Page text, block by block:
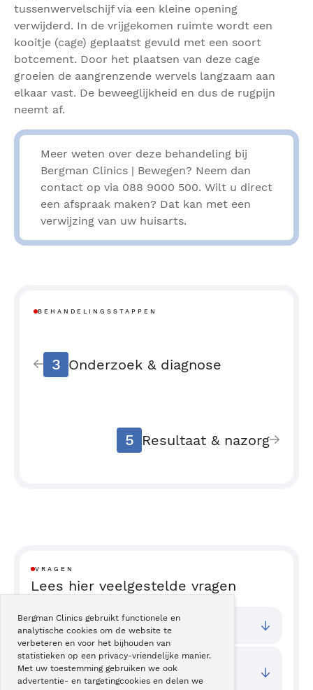
Bergman Clinics gebruikt functionele en
analytische cookies om de website te
verbeteren en voor het bijhouden van
statistieken op een privacy-vriendelijke manier.
Met uw toestemming gebruiken we ook
advertentie- en targetingcookies en delen we
tussenwervelschijf via een kleine opening
verwijderd. In de vrijgekomen ruimte wordt een
kooitje (cage) geplaatst gevuld met een soort
botcement. Door het plaatsen van deze cage
groeien de aangrenzende wervels langzaam aan
elkaar vast. De beweeglijkheid en dus de rugpijn
neemt af.
Meer weten over deze behandeling bij
Bergman Clinics | Bewegen? Neem dan
contact op via 088 9000 500. Wilt u direct
een afspraak maken? Dat kan met een
verwijzing van uw huisarts.
BEHANDELINGSSTAPPEN
3 Onderzoek & diagnose
5 Resultaat & nazorg
VRAGEN
Lees hier veelgestelde vragen
Bij welke vestigingen kan ik terecht?
Wat zijn de toegangstijden van deze
behandeling?